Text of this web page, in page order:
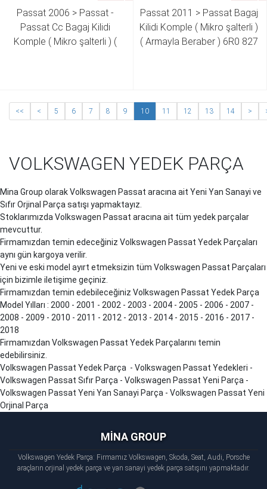
Passat 2006 > Passat -
Passat Cc Bagaj Kilidi
Komple ( Mikro şalterli ) (
G 3C5 827 469 J 3C5 827
Passat 2011 > Passat Bagaj
Kilidi Komple ( Mikro şalterli )
( Armayla Beraber ) 6R0 827
<< < 5 6 7 8 9 10 11 12 13 14 >
VOLKSWAGEN YEDEK PARÇA
Mina Group olarak Volkswagen Passat aracına ait Yeni Yan Sanayi ve
Sıfır Orjinal Parça satışı yapmaktayız.
Stoklarımızda Volkswagen Passat aracına ait tüm yedek parçalar
mevcuttur.
Firmamızdan temin edeceğiniz Volkswagen Passat Yedek Parçaları
aynı gün kargoya verilir.
Yeni ve eski model ayırt etmeksizin tüm Volkswagen Passat Parçaları
için bizimle iletişime geçiniz.
Firmamızdan temin edebileceğiniz Volkswagen Passat Yedek Parça
Model Yılları : 2000 - 2001 - 2002 - 2003 - 2004 - 2005 - 2006 - 2007 -
2008 - 2009 - 2010 - 2011 - 2012 - 2013 - 2014 - 2015 - 2016 - 2017 -
2018
Firmamızdan Volkswagen Passat Yedek Parçalarını temin
edebilirsiniz.
Volkswagen Passat Yedek Parça - Volkswagen Passat Yedekleri -
Volkswagen Passat Sıfır Parça - Volkswagen Passat Yeni Parça -
Volkswagen Passat Yeni Yan Sanayi Parça - Volkswagen Passat Yeni
Orjinal Parça
MİNA GROUP
Volkswagen Yedek Parça: Firmamız Volkswagen, Skoda, Seat, Audi, Porsche
araçların orjinal yedek parça ve yan sanayi yedek parça satışını yapmaktadır.